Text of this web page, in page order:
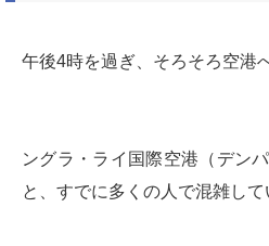
午後4時を過ぎ、そろそろ空港
ングラ・ライ国際空港（デン
と、すでに多くの人で混雑して